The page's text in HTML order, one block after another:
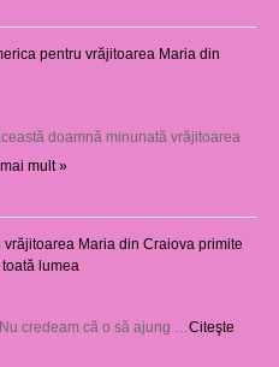
pentru vrăjitoarea Maria din
doamnă minunată vrăjitoarea
mult »
vrăjitoarea Maria din Craiova primite
lumea
credeam că o să ajung …Citeşte